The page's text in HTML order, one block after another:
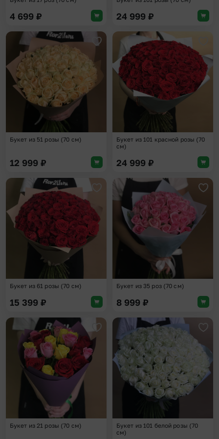
4 699 ₽ 24 999 ₽
Добавить в избранное
Букет из 51 розы (70 см)
12 999 ₽
Букет из 101 красной розы (70
см)
24 999 ₽
Добавить в избранное
Букет из 61 розы (70 см)
15 399 ₽
Букет из 35 роз (70 см)
8 999 ₽
Добавить в избранное
Букет из 21 розы (70 см)
Букет из 101 белой розы (70
см)